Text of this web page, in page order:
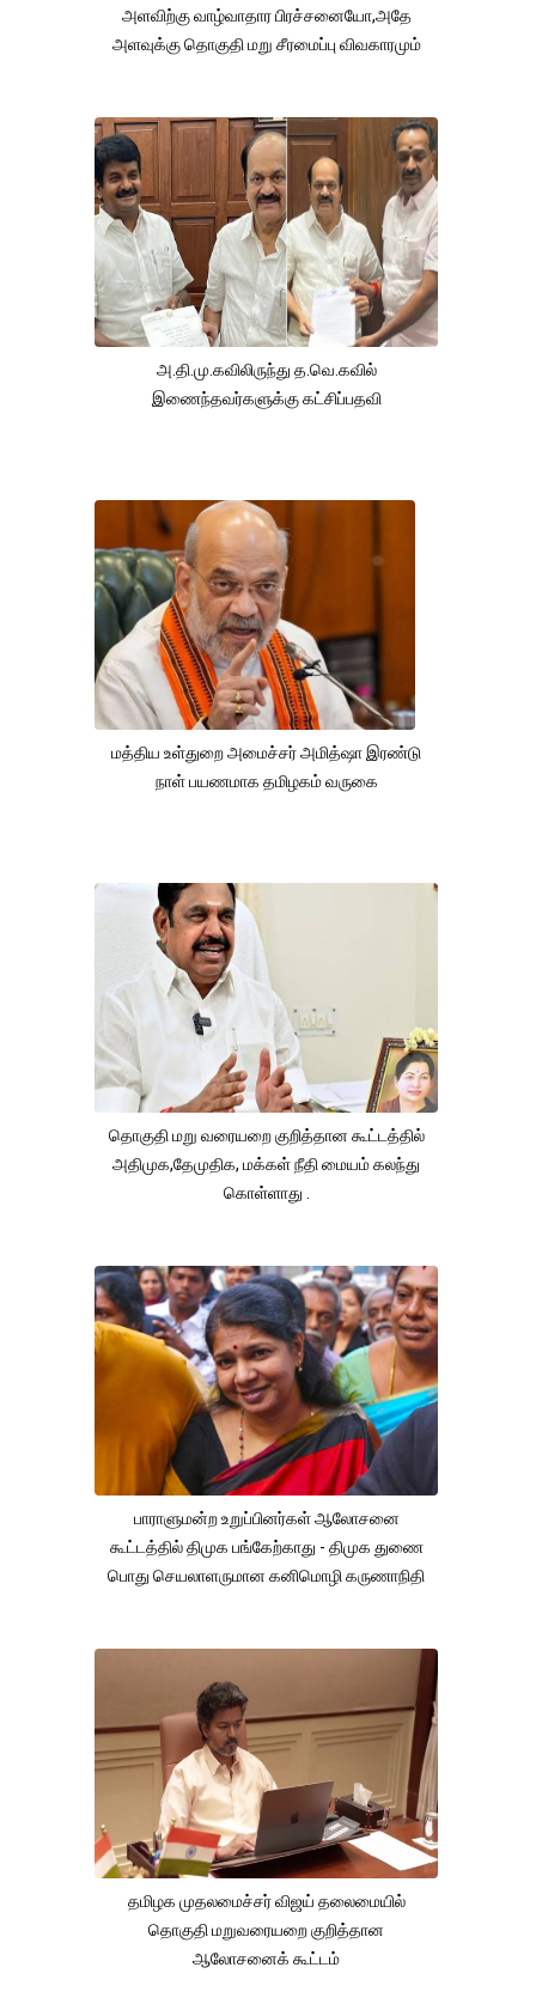
அளவிற்கு வாழ்வாதார பிரச்சனையோ,அதே
அளவுக்கு தொகுதி மறு சீரமைப்பு விவகாரமும்
அ.தி.மு.கவிலிருந்து த.வெ.கவில்
இணைந்தவர்களுக்கு கட்சிப்பதவி
மத்திய உள்துறை அமைச்சர் அமித்ஷா இரண்டு
நாள் பயணமாக தமிழகம் வருகை
தொகுதி மறு வரையறை குறித்தான கூட்டத்தில்
அதிமுக,தேமுதிக, மக்கள் நீதி மையம் கலந்து
கொள்ளாது .
பாராளுமன்ற உறுப்பினர்கள் ஆலோசனை
கூட்டத்தில் திமுக பங்கேற்காது - திமுக துணை
பொது செயலாளருமான கனிமொழி கருணாநிதி
தமிழக முதலமைச்சர் விஜய் தலைமையில்
தொகுதி மறுவரையறை குறித்தான
ஆலோசனைக் கூட்டம்